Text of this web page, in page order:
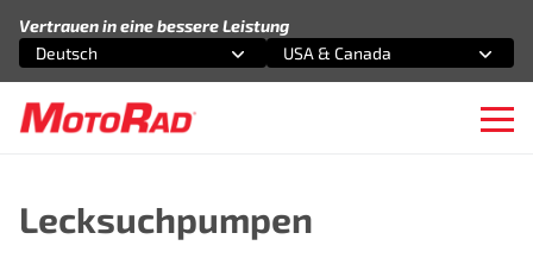
Vertrauen in eine bessere Leistung
Wählen Sie eine Option
Deutsch
Wählen Sie eine Option
USA & Canada
Lecksuchpumpen